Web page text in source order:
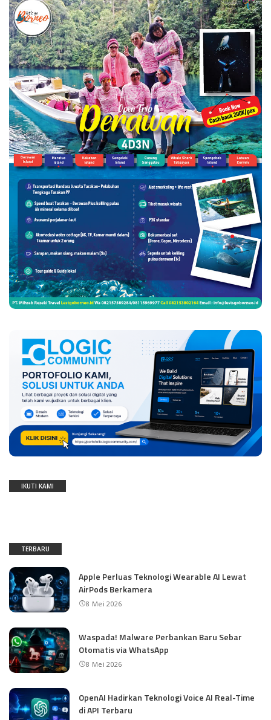
IKUTI KAMI
TERBARU
Apple Perluas Teknologi Wearable AI Lewat
AirPods Berkamera
8 Mei 2026
Waspada! Malware Perbankan Baru Sebar
Otomatis via WhatsApp
8 Mei 2026
OpenAI Hadirkan Teknologi Voice AI Real-Time
di API Terbaru